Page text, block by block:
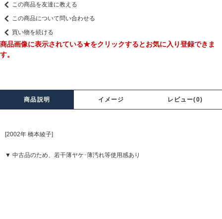
この商品を友達に教える
この商品について問い合わせる
買い物を続ける
商品画像に表示されている★をクリックするとお気に入り登録できま
す。
商品説明 イメージ レビュー(0)
[2002年 橋本綾子]
▼ 中古品のため、若干薄ヤケ･薄汚れ等使用感あり